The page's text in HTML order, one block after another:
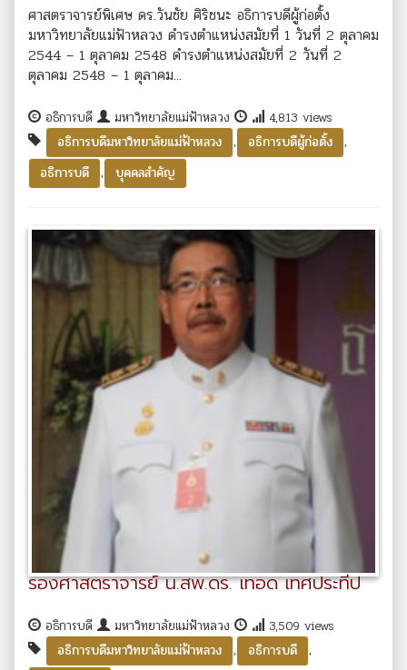
ศาสตราจารย์พิเศษ ดร.วันชัย ศิริชนะ อธิการบดีผู้ก่อตั้ง
มหาวิทยาลัยแม่ฟ้าหลวง ดำรงตำแหน่งสมัยที่ 1 วันที่ 2 ตุลาคม
2544 – 1 ตุลาคม 2548 ดำรงตำแหน่งสมัยที่ 2 วันที่ 2
ตุลาคม 2548 – 1 ตุลาคม...
อธิการบดี มหาวิทยาลัยแม่ฟ้าหลวง
4,813 views
อธิการบดีมหาวิทยาลัยแม่ฟ้าหลวง
, อธิการบดีผู้ก่อตั้ง
,
อธิการบดี
, บุคคลสำคัญ
รองศาสตราจารย์ น.สพ.ดร. เทอด เทศประทีป
อธิการบดี มหาวิทยาลัยแม่ฟ้าหลวง
3,509 views
อธิการบดีมหาวิทยาลัยแม่ฟ้าหลวง
, อธิการบดี
,